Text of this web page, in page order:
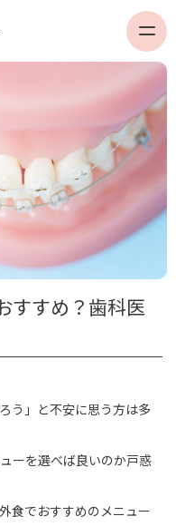
すすめ？歯科医
う」と不安に思う方は多
ーを選べば良いのか戸惑
食でおすすめのメニュー